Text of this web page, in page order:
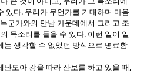
있다. 우리가 무언가를 기대하며 마음
군가와의 만남 가운데에서 그리고 조
목소리를 들을 수 있다. 이런 일이 일
는 생각할 수 없었던 방식으로 명료함
도아 강을 따라 산보를 하고 있을 때 ,